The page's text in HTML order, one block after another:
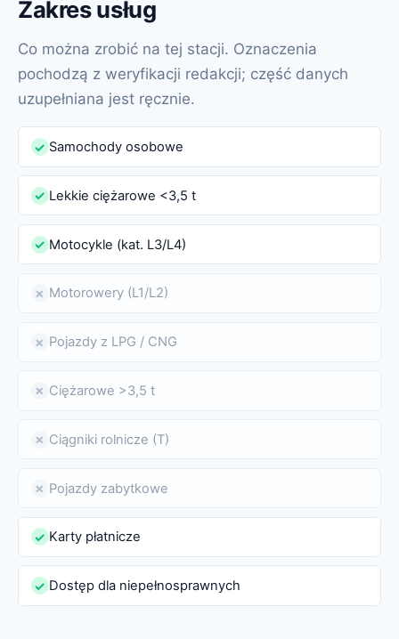
Zakres usług
Co można zrobić na tej stacji. Oznaczenia
pochodzą z weryfikacji redakcji; część danych
uzupełniana jest ręcznie.
✓ Samochody osobowe
✓ Lekkie ciężarowe <3,5 t
✓ Motocykle (kat. L3/L4)
✗ Motorowery (L1/L2)
✗ Pojazdy z LPG / CNG
✗ Ciężarowe >3,5 t
✗ Ciągniki rolnicze (T)
✗ Pojazdy zabytkowe
✓ Karty płatnicze
✓ Dostęp dla niepełnosprawnych